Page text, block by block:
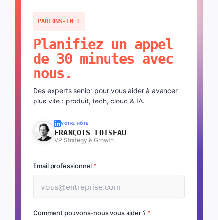
PARLONS-EN !
Planifiez un appel
de 30 minutes avec
nous.
Des experts senior pour vous aider à avancer
plus vite : produit, tech, cloud & IA.
VOTRE HÔTE
FRANÇOIS LOISEAU
VP Strategy & Growth
Email professionnel *
Comment pouvons-nous vous aider ? *